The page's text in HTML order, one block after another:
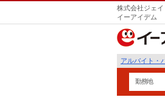
株式会社ジェ
イーアイデム
アルバイト・
勤務地